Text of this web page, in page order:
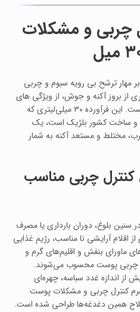
چربی و مشکلات
مهار ترشح بی‌ رویه سبوم و چربی
از بروز آکنه و جوش، از ویژگی‌ های
ضدلک و شفاف‌کننده نیز برخوردار است. این فرآورده ۳۰ میلی‌لیتری که
و ساخت کشور بلژیک است، یک
مختلط و مستعد آکنه به شمار
چربی مناسب
سنین بلوغ، دوران بارداری یا مصرف
اقلام آرایشی نا مناسب، رژیم غذایی
ماورای بنفش و اقلیم‌های گرم و
چربی پوست محسوب می‌شوند.
از اندازه غدد سباسه، چهره‌ای
کنترل چربی و مشکلات پوست
همین دغدغه‌ها طراحی شده است.